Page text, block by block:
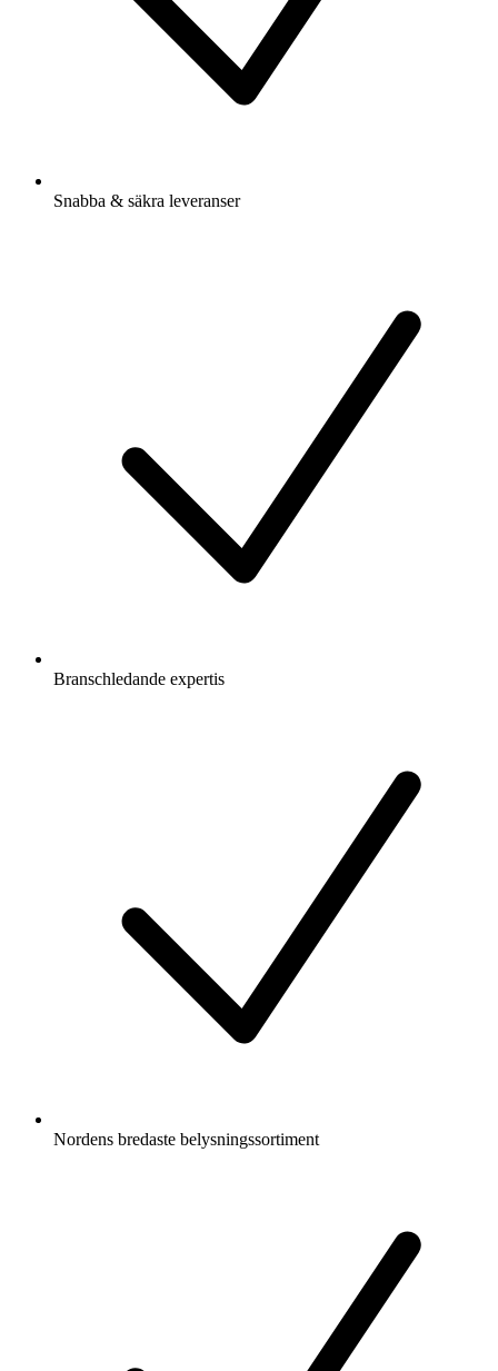
Snabba & säkra leveranser
Branschledande expertis
Nordens bredaste belysningssortiment